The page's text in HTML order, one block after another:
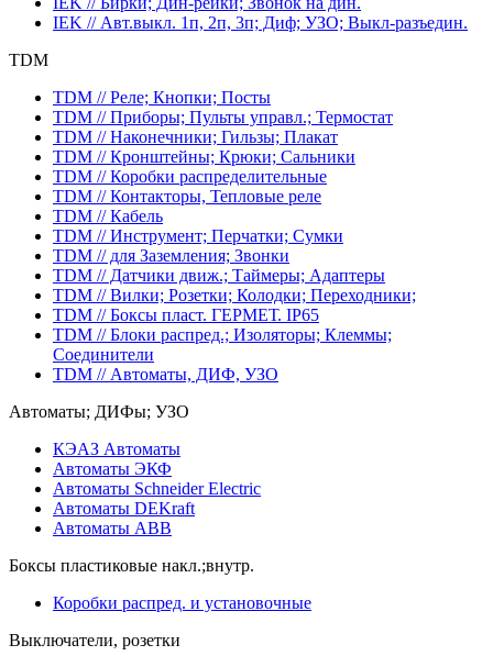
IEK // Авт.выкл. 1п, 2п, 3п; Диф; УЗО; Выкл-разъедин.
TDM
TDM // Реле; Кнопки; Посты
TDM // Приборы; Пульты управл.; Термостат
TDM // Наконечники; Гильзы; Плакат
TDM // Кронштейны; Крюки; Сальники
TDM // Коробки распределительные
TDM // Контакторы, Тепловые реле
TDM // Кабель
TDM // Инструмент; Перчатки; Сумки
TDM // для Заземления; Звонки
TDM // Датчики движ.; Таймеры; Адаптеры
TDM // Вилки; Розетки; Колодки; Переходники;
TDM // Боксы пласт. ГЕРМЕТ. IP65
TDM // Блоки распред.; Изоляторы; Клеммы;
Соединители
TDM // Автоматы, ДИФ, УЗО
Автоматы; ДИФы; УЗО
КЭАЗ Автоматы
Автоматы ЭКФ
Автоматы Schneider Electric
Автоматы DEKraft
Автоматы ABB
Боксы пластиковые накл.;внутр.
Коробки распред. и установочные
Выключатели, розетки